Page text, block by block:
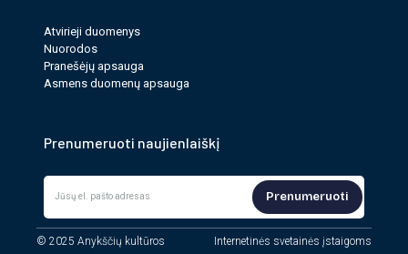
Atvirieji duomenys
Nuorodos
Pranešėjų apsauga
Asmens duomenų apsauga
Prenumeruoti naujienlaiškį
Prenumeruoti
© 2025 Anykščių kultūros Internetinės svetainės įstaigoms